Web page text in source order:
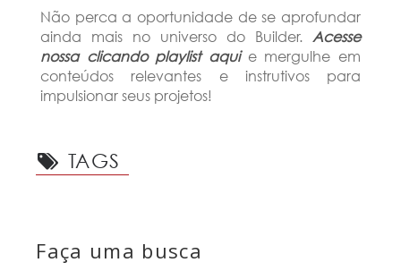
Não perca a oportunidade de se aprofundar
ainda mais no universo do Builder. Acesse
nossa clicando playlist aquie mergulhe em
conteúdos relevantes e instrutivos para
impulsionar seus projetos!
TAGS
Faça uma busca